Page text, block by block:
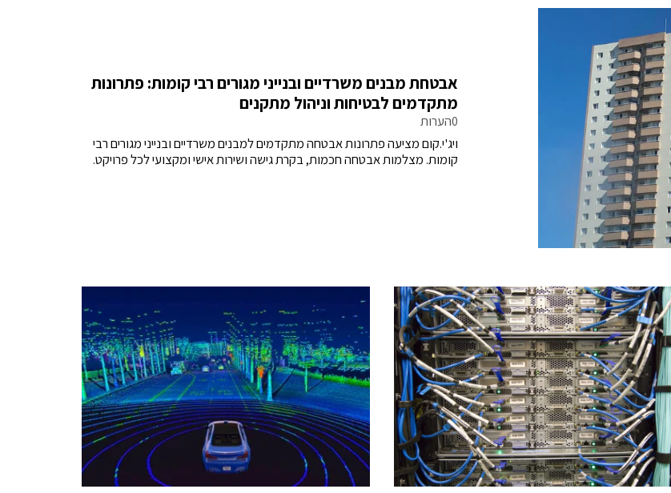
אבטחת מבנים משרדיים ובנייני מגורים רבי קומות: פתרונות
מתקדמים לבטיחות וניהול מתקנים
0הערות
ויג'י.קום מציעה פתרונות אבטחה מתקדמים למבנים משרדיים ובנייני מגורים רבי
קומות. מצלמות אבטחה חכמות, בקרת גישה ושירות אישי ומקצועי לכל פרויקט.